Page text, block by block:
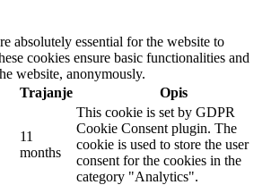
absolutely essential for the website to
cookies ensure basic functionalities and
website, anonymously.
Trajanje Opis
11
months
This cookie is set by GDPR
Cookie Consent plugin. The
cookie is used to store the user
consent for the cookies in the
category "Analytics".